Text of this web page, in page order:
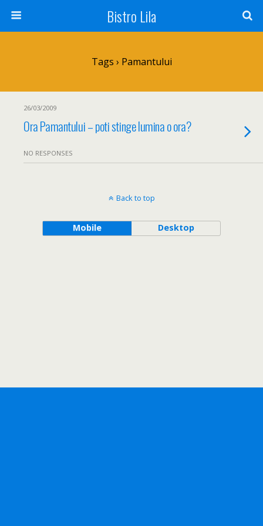
Bistro Lila
Tags › Pamantului
26/03/2009
Ora Pamantului – poti stinge lumina o ora?
NO RESPONSES
Back to top
Mobile Desktop